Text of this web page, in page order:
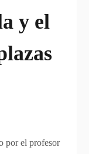
y el
el profesor